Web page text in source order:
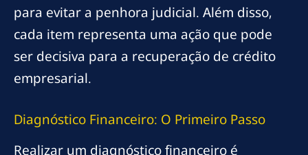
para evitar a penhora judicial. Além disso,
cada item representa uma ação que pode
ser decisiva para a recuperação de crédito
empresarial.
Diagnóstico Financeiro: O Primeiro Passo
Realizar um diagnóstico financeiro é